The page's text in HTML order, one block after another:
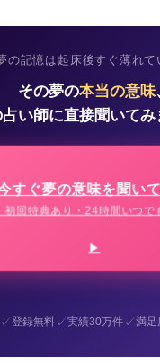
の記憶は起床後すぐ薄れて
その夢の本当の意味
い師に直接聞いてみ
すぐ夢の意味を聞い
初回特典あり・24時間いつで
✓登録無料✓実績30万件✓満足